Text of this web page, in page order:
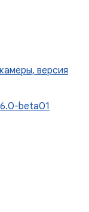
версия
beta01